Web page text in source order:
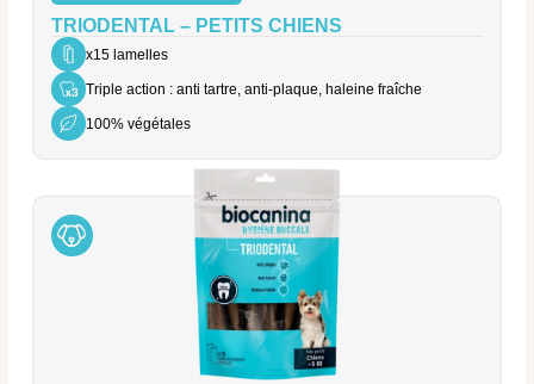
TRIODENTAL – PETITS CHIENS
x15 lamelles
Triple action : anti tartre, anti-plaque, haleine fraîche
100% végétales